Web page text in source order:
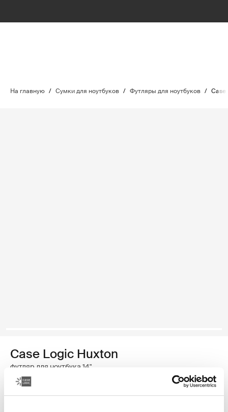
На главную / Сумки для ноутбуков / Футляры для ноутбуков / Case
Case Logic Huxton
футляр для ноутбука 14"